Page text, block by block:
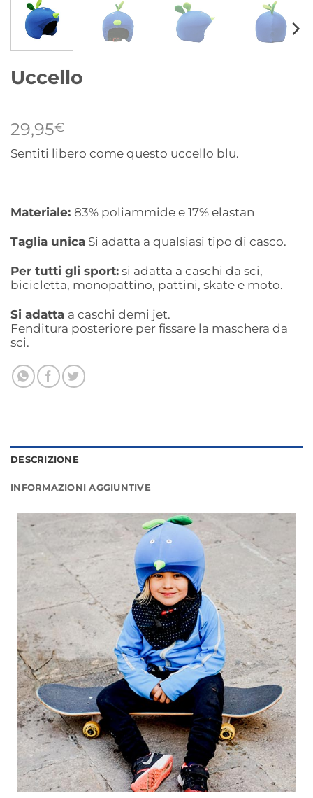
Uccello
29,95€
Sentiti libero come questo uccello blu.
Materiale: 83% poliammide e 17% elastan
Taglia unica Si adatta a qualsiasi tipo di casco.
Per tutti gli sport: si adatta a caschi da sci,
bicicletta, monopattino, pattini, skate e moto.
Si adatta a caschi demi jet.
Fenditura posteriore per fissare la maschera da
sci.
DESCRIZIONE
INFORMAZIONI AGGIUNTIVE